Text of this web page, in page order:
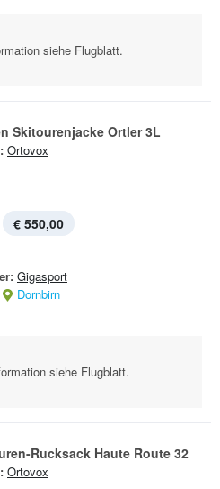
siehe Flugblatt.
Skitourenjacke Ortler 3L
Ortovox
€ 550,00
Gigasport
Dornbirn
siehe Flugblatt.
Rucksack Haute Route 32
Ortovox